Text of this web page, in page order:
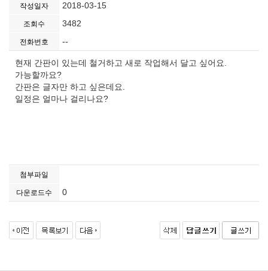
작성일자 2018-03-15
조회수 3482
전화번호 --
현재 간판이 있는데 철거하고 새로 작업해서 달고 싶어요.
가능할까요?
간판은 글자만 하고 싶은데요.
일정은 얼마나 걸리나요?
첨부파일
다운로드수 0